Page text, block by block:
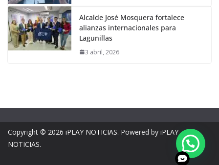
Alcalde José Mosquera fortalece
alianzas internacionales para
Lagunillas
3 abril, 2026
Copyright © 2026 iPLAY NOTICIAS. Powered by iPLAY
NOTICIAS.